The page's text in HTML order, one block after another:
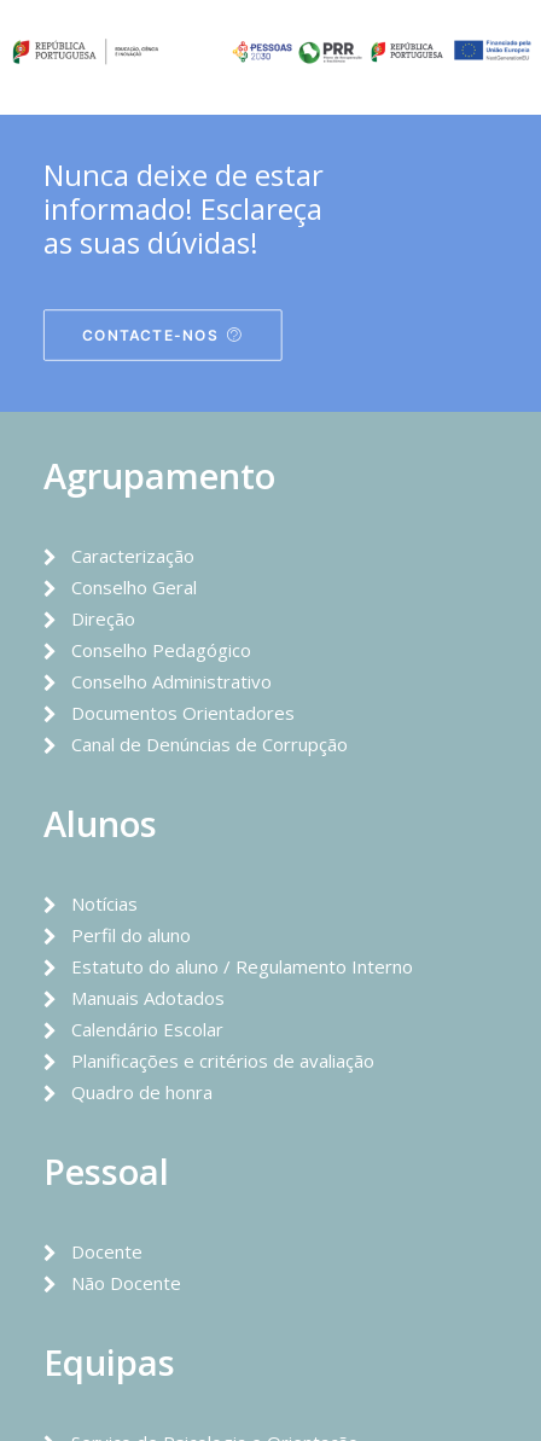
Nunca deixe de estar
informado! Esclareça
as suas dúvidas!
CONTACTE-NOS
Agrupamento
Caracterização
Conselho Geral
Direção
Conselho Pedagógico
Conselho Administrativo
Documentos Orientadores
Canal de Denúncias de Corrupção
Alunos
Notícias
Perfil do aluno
Estatuto do aluno / Regulamento Interno
Manuais Adotados
Calendário Escolar
Planificações e critérios de avaliação
Quadro de honra
Pessoal
Docente
Não Docente
Equipas